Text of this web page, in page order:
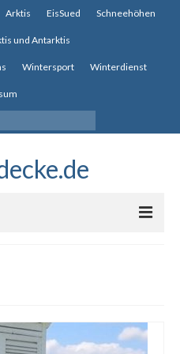
Arktis EisSued Schneehöhen
und Antarktis
Wintersport Winterdienst